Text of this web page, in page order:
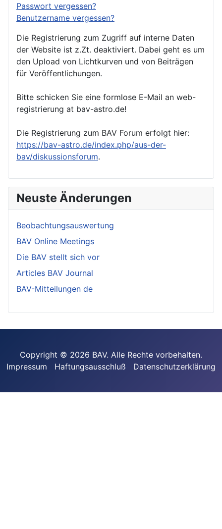
Passwort vergessen?
Benutzername vergessen?
Die Registrierung zum Zugriff auf interne Daten
der Website ist z.Zt. deaktiviert. Dabei geht es um
den Upload von Lichtkurven und von Beiträgen
für Veröffentlichungen.
Bitte schicken Sie eine formlose E-Mail an web-
registrierung at bav-astro.de!
Die Registrierung zum BAV Forum erfolgt hier:
https://bav-astro.de/index.php/aus-der-
bav/diskussionsforum.
Neuste Änderungen
Beobachtungsauswertung
BAV Online Meetings
Die BAV stellt sich vor
Articles BAV Journal
BAV-Mitteilungen de
Copyright © 2026 BAV. Alle Rechte vorbehalten.
Impressum
Haftungsausschluß Datenschutzerklärung